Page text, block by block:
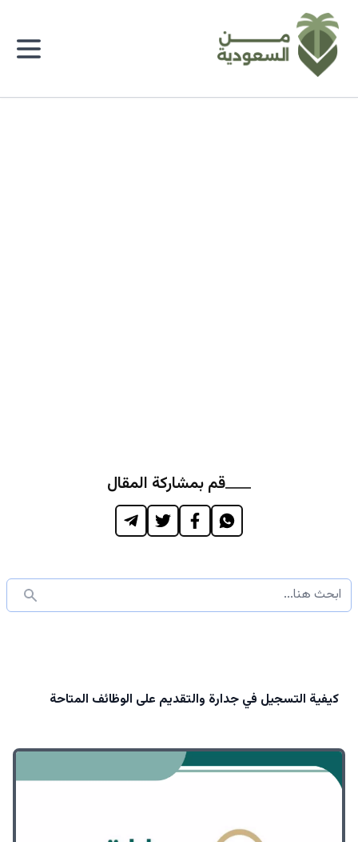
قم بمشاركة المقال
كيفية التسجيل في جدارة والتقديم على الوظائف المتاحة